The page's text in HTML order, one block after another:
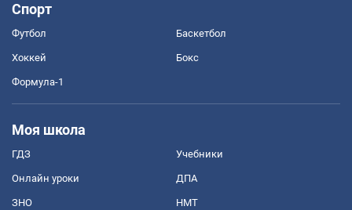
Спорт
Футбол Баскетбол
Хоккей Бокс
Формула-1
Моя школа
ГДЗ Учебники
Онлайн уроки ДПА
ЗНО НМТ